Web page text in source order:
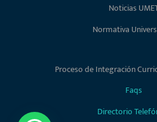
Noticias
Normativa
Proceso de Integración
Faqs
Directorio